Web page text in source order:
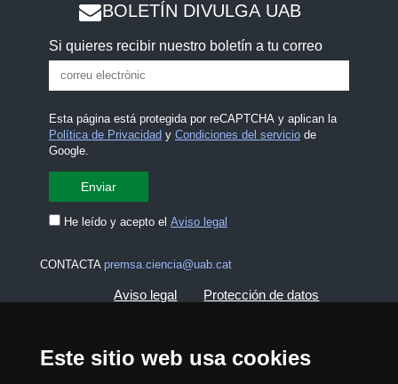
Este sitio web usa cookies
BOLETÍN DIVULGA UAB
Si quieres recibir nuestro boletín a tu correo
Esta página está protegida por reCAPTCHA y aplican la
Política de Privacidad y Condiciones del serviciode
Google.
He leído y acepto el Aviso legal
CONTACTA premsa.ciencia@uab.cat
Aviso legal Protección de datos